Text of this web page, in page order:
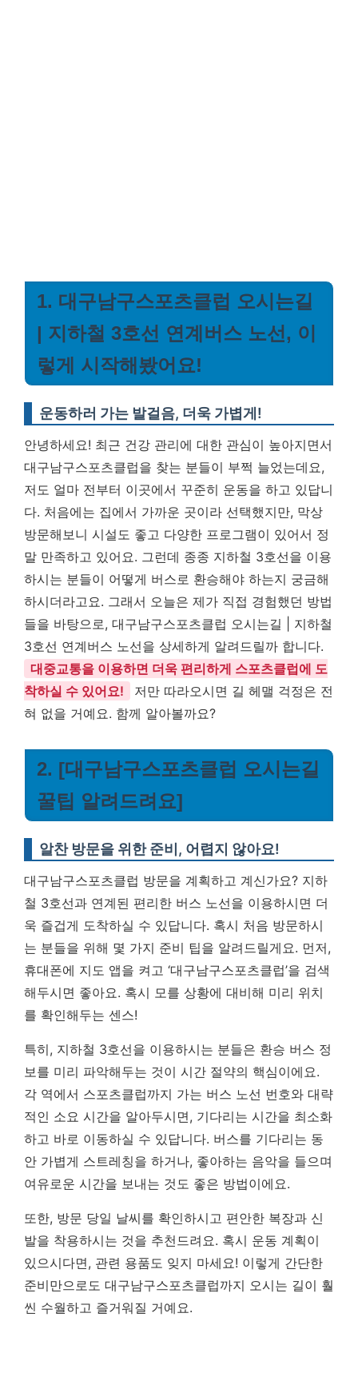
1. 대구남구스포츠클럽 오시는길
| 지하철 3호선 연계버스 노선, 이
렇게 시작해봤어요!
운동하러 가는 발걸음, 더욱 가볍게!
안녕하세요! 최근 건강 관리에 대한 관심이 높아지면서
대구남구스포츠클럽을 찾는 분들이 부쩍 늘었는데요,
저도 얼마 전부터 이곳에서 꾸준히 운동을 하고 있답니
다. 처음에는 집에서 가까운 곳이라 선택했지만, 막상
방문해보니 시설도 좋고 다양한 프로그램이 있어서 정
말 만족하고 있어요. 그런데 종종 지하철 3호선을 이용
하시는 분들이 어떻게 버스로 환승해야 하는지 궁금해
하시더라고요. 그래서 오늘은 제가 직접 경험했던 방법
들을 바탕으로, 대구남구스포츠클럽 오시는길 | 지하철
3호선 연계버스 노선을 상세하게 알려드릴까 합니다.
대중교통을 이용하면 더욱 편리하게 스포츠클럽에 도
착하실 수 있어요!
저만 따라오시면 길 헤맬 걱정은 전
혀 없을 거예요. 함께 알아볼까요?
2. [대구남구스포츠클럽 오시는길
꿀팁 알려드려요]
알찬 방문을 위한 준비, 어렵지 않아요!
대구남구스포츠클럽 방문을 계획하고 계신가요? 지하
철 3호선과 연계된 편리한 버스 노선을 이용하시면 더
욱 즐겁게 도착하실 수 있답니다. 혹시 처음 방문하시
는 분들을 위해 몇 가지 준비 팁을 알려드릴게요. 먼저,
휴대폰에 지도 앱을 켜고 ‘대구남구스포츠클럽’을 검색
해두시면 좋아요. 혹시 모를 상황에 대비해 미리 위치
를 확인해두는 센스!
특히, 지하철 3호선을 이용하시는 분들은 환승 버스 정
보를 미리 파악해두는 것이 시간 절약의 핵심이에요.
각 역에서 스포츠클럽까지 가는 버스 노선 번호와 대략
적인 소요 시간을 알아두시면, 기다리는 시간을 최소화
하고 바로 이동하실 수 있답니다. 버스를 기다리는 동
안 가볍게 스트레칭을 하거나, 좋아하는 음악을 들으며
여유로운 시간을 보내는 것도 좋은 방법이에요.
또한, 방문 당일 날씨를 확인하시고 편안한 복장과 신
발을 착용하시는 것을 추천드려요. 혹시 운동 계획이
있으시다면, 관련 용품도 잊지 마세요! 이렇게 간단한
준비만으로도 대구남구스포츠클럽까지 오시는 길이 훨
씬 수월하고 즐거워질 거예요.